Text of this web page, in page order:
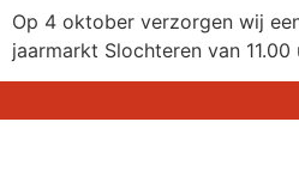
Op 4 oktober verzorgen wij
jaarmarkt Slochteren van